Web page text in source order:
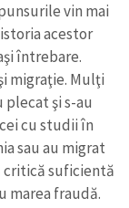
vin mai
acestor
întrebare.
migraţie. Mulţi
şi s-au
cu studii în
sau au migrat
critică suficientă
marea fraudă.